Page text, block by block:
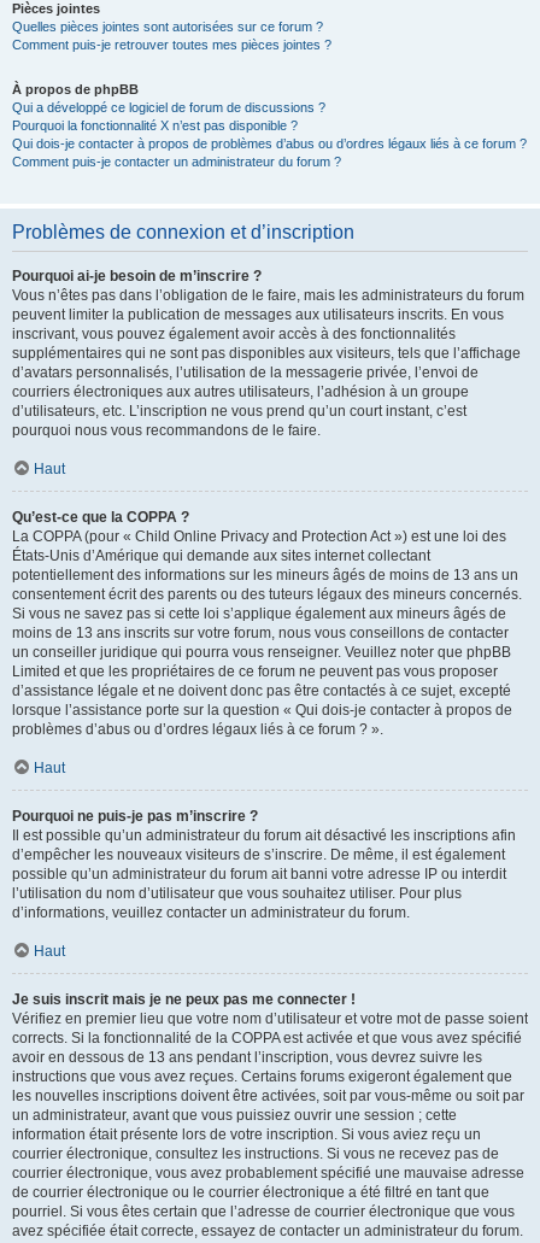
Pièces jointes
Quelles pièces jointes sont autorisées sur ce forum ?
Comment puis-je retrouver toutes mes pièces jointes ?
À propos de phpBB
Qui a développé ce logiciel de forum de discussions ?
Pourquoi la fonctionnalité X n’est pas disponible ?
Qui dois-je contacter à propos de problèmes d’abus ou d’ordres légaux liés à ce forum ?
Comment puis-je contacter un administrateur du forum ?
Problèmes de connexion et d’inscription
Pourquoi ai-je besoin de m’inscrire ?
Vous n’êtes pas dans l’obligation de le faire, mais les administrateurs du forum
peuvent limiter la publication de messages aux utilisateurs inscrits. En vous
inscrivant, vous pouvez également avoir accès à des fonctionnalités
supplémentaires qui ne sont pas disponibles aux visiteurs, tels que l’affichage
d’avatars personnalisés, l’utilisation de la messagerie privée, l’envoi de
courriers électroniques aux autres utilisateurs, l’adhésion à un groupe
d’utilisateurs, etc. L’inscription ne vous prend qu’un court instant, c’est
pourquoi nous vous recommandons de le faire.
Haut
Qu’est-ce que la COPPA ?
La COPPA (pour « Child Online Privacy and Protection Act ») est une loi des
États-Unis d’Amérique qui demande aux sites internet collectant
potentiellement des informations sur les mineurs âgés de moins de 13 ans un
consentement écrit des parents ou des tuteurs légaux des mineurs concernés.
Si vous ne savez pas si cette loi s’applique également aux mineurs âgés de
moins de 13 ans inscrits sur votre forum, nous vous conseillons de contacter
un conseiller juridique qui pourra vous renseigner. Veuillez noter que phpBB
Limited et que les propriétaires de ce forum ne peuvent pas vous proposer
d’assistance légale et ne doivent donc pas être contactés à ce sujet, excepté
lorsque l’assistance porte sur la question « Qui dois-je contacter à propos de
problèmes d’abus ou d’ordres légaux liés à ce forum ? ».
Haut
Pourquoi ne puis-je pas m’inscrire ?
Il est possible qu’un administrateur du forum ait désactivé les inscriptions afin
d’empêcher les nouveaux visiteurs de s’inscrire. De même, il est également
possible qu’un administrateur du forum ait banni votre adresse IP ou interdit
l’utilisation du nom d’utilisateur que vous souhaitez utiliser. Pour plus
d’informations, veuillez contacter un administrateur du forum.
Haut
Je suis inscrit mais je ne peux pas me connecter !
Vérifiez en premier lieu que votre nom d’utilisateur et votre mot de passe soient
corrects. Si la fonctionnalité de la COPPA est activée et que vous avez spécifié
avoir en dessous de 13 ans pendant l’inscription, vous devrez suivre les
instructions que vous avez reçues. Certains forums exigeront également que
les nouvelles inscriptions doivent être activées, soit par vous-même ou soit par
un administrateur, avant que vous puissiez ouvrir une session ; cette
information était présente lors de votre inscription. Si vous aviez reçu un
courrier électronique, consultez les instructions. Si vous ne recevez pas de
courrier électronique, vous avez probablement spécifié une mauvaise adresse
de courrier électronique ou le courrier électronique a été filtré en tant que
pourriel. Si vous êtes certain que l’adresse de courrier électronique que vous
avez spécifiée était correcte, essayez de contacter un administrateur du forum.